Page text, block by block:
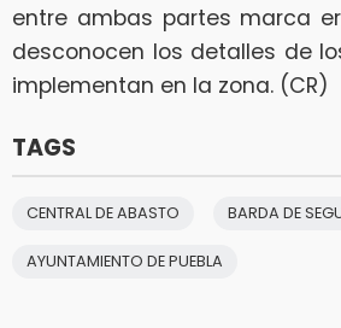
entre ambas partes marca
desconocen los detalles de
implementan en la zona. (CR)
TAGS
CENTRAL DE ABASTO BARDA DE
AYUNTAMIENTO DE PUEBLA